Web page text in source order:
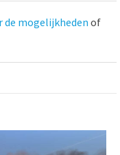
de mogelijkhedenof